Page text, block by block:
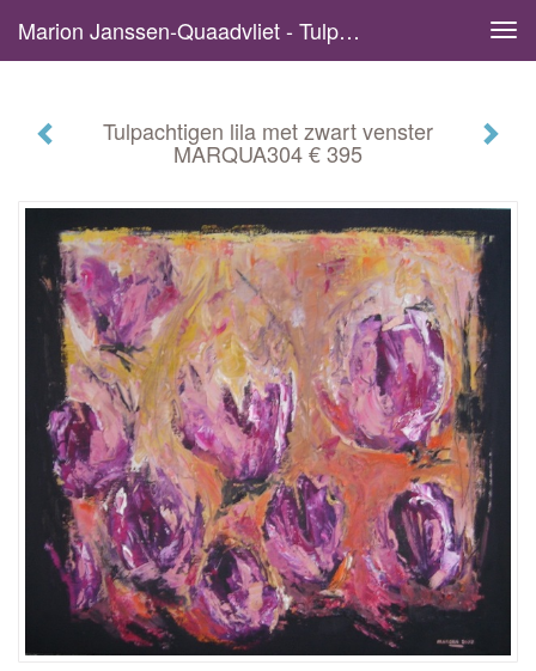
Marion Janssen-Quaadvliet - Tulpachtigen Lila Met Zwart Venster MARQUA304 € 395
Tulpachtigen lila met zwart venster
MARQUA304 € 395